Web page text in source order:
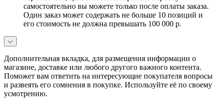
самостоятельно вы можете только после оплаты заказа.
Один заказ может содержать не больше 10 позиций и
его стоимость не должна превышать 100 000 р.
Дополнительная вкладка, для размещения информации о
магазине, доставке или любого другого важного контента.
Поможет вам ответить на интересующие покупателя вопросы
и развеять его сомнения в покупке. Используйте её по своему
усмотрению.